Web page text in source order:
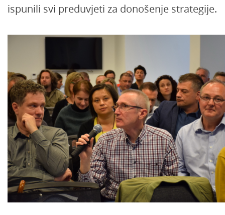
ispunili svi preduvjeti za donošenje strategije.